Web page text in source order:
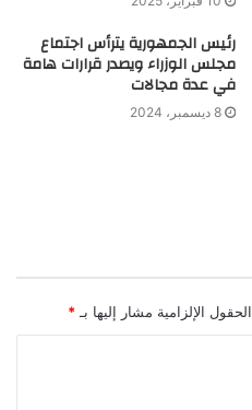
رئيس الجمهورية يترأس اجتماع
مجلس الوزراء ويصدر قرارات هامة
في عدة مجالات
8 ديسمبر، 2024
الحقول الإلزامية مشار إليها بـ *